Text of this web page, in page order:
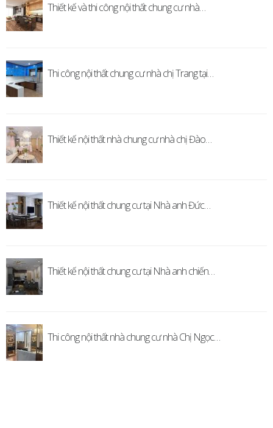
Thiết kế và thi công nội thất chung cư nhà…
Thi công nội thất chung cư nhà chị Trang tại…
Thiết kế nội thất nhà chung cư nhà chị Đào…
Thiết kế nội thất chung cư tại Nhà anh Đức…
Thiết kế nội thất chung cư tại Nhà anh chiến…
Thi công nội thất nhà chung cư nhà Chị Ngọc…